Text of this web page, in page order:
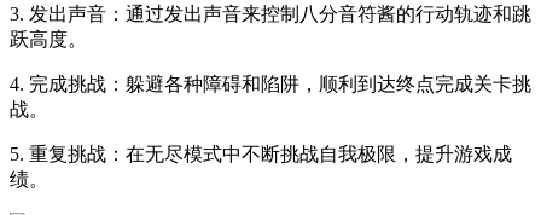
3. 发出声音：通过发出声音来控制八分音符酱的行动轨迹和跳
跃高度。
4. 完成挑战：躲避各种障碍和陷阱，顺利到达终点完成关卡挑
战。
5. 重复挑战：在无尽模式中不断挑战自我极限，提升游戏成
绩。